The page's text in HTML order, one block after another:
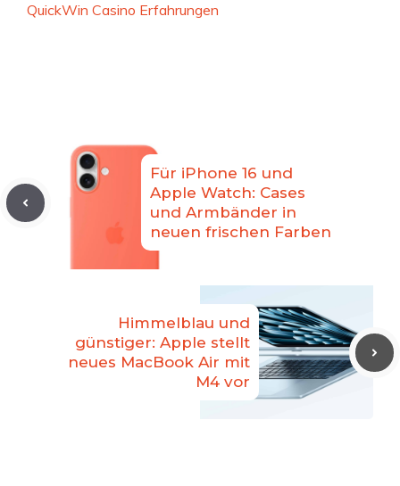
QuickWin Casino Erfahrungen
Für iPhone 16 und
Apple Watch: Cases
und Armbänder in
neuen frischen Farben
Himmelblau und
günstiger: Apple stellt
neues MacBook Air mit
M4 vor